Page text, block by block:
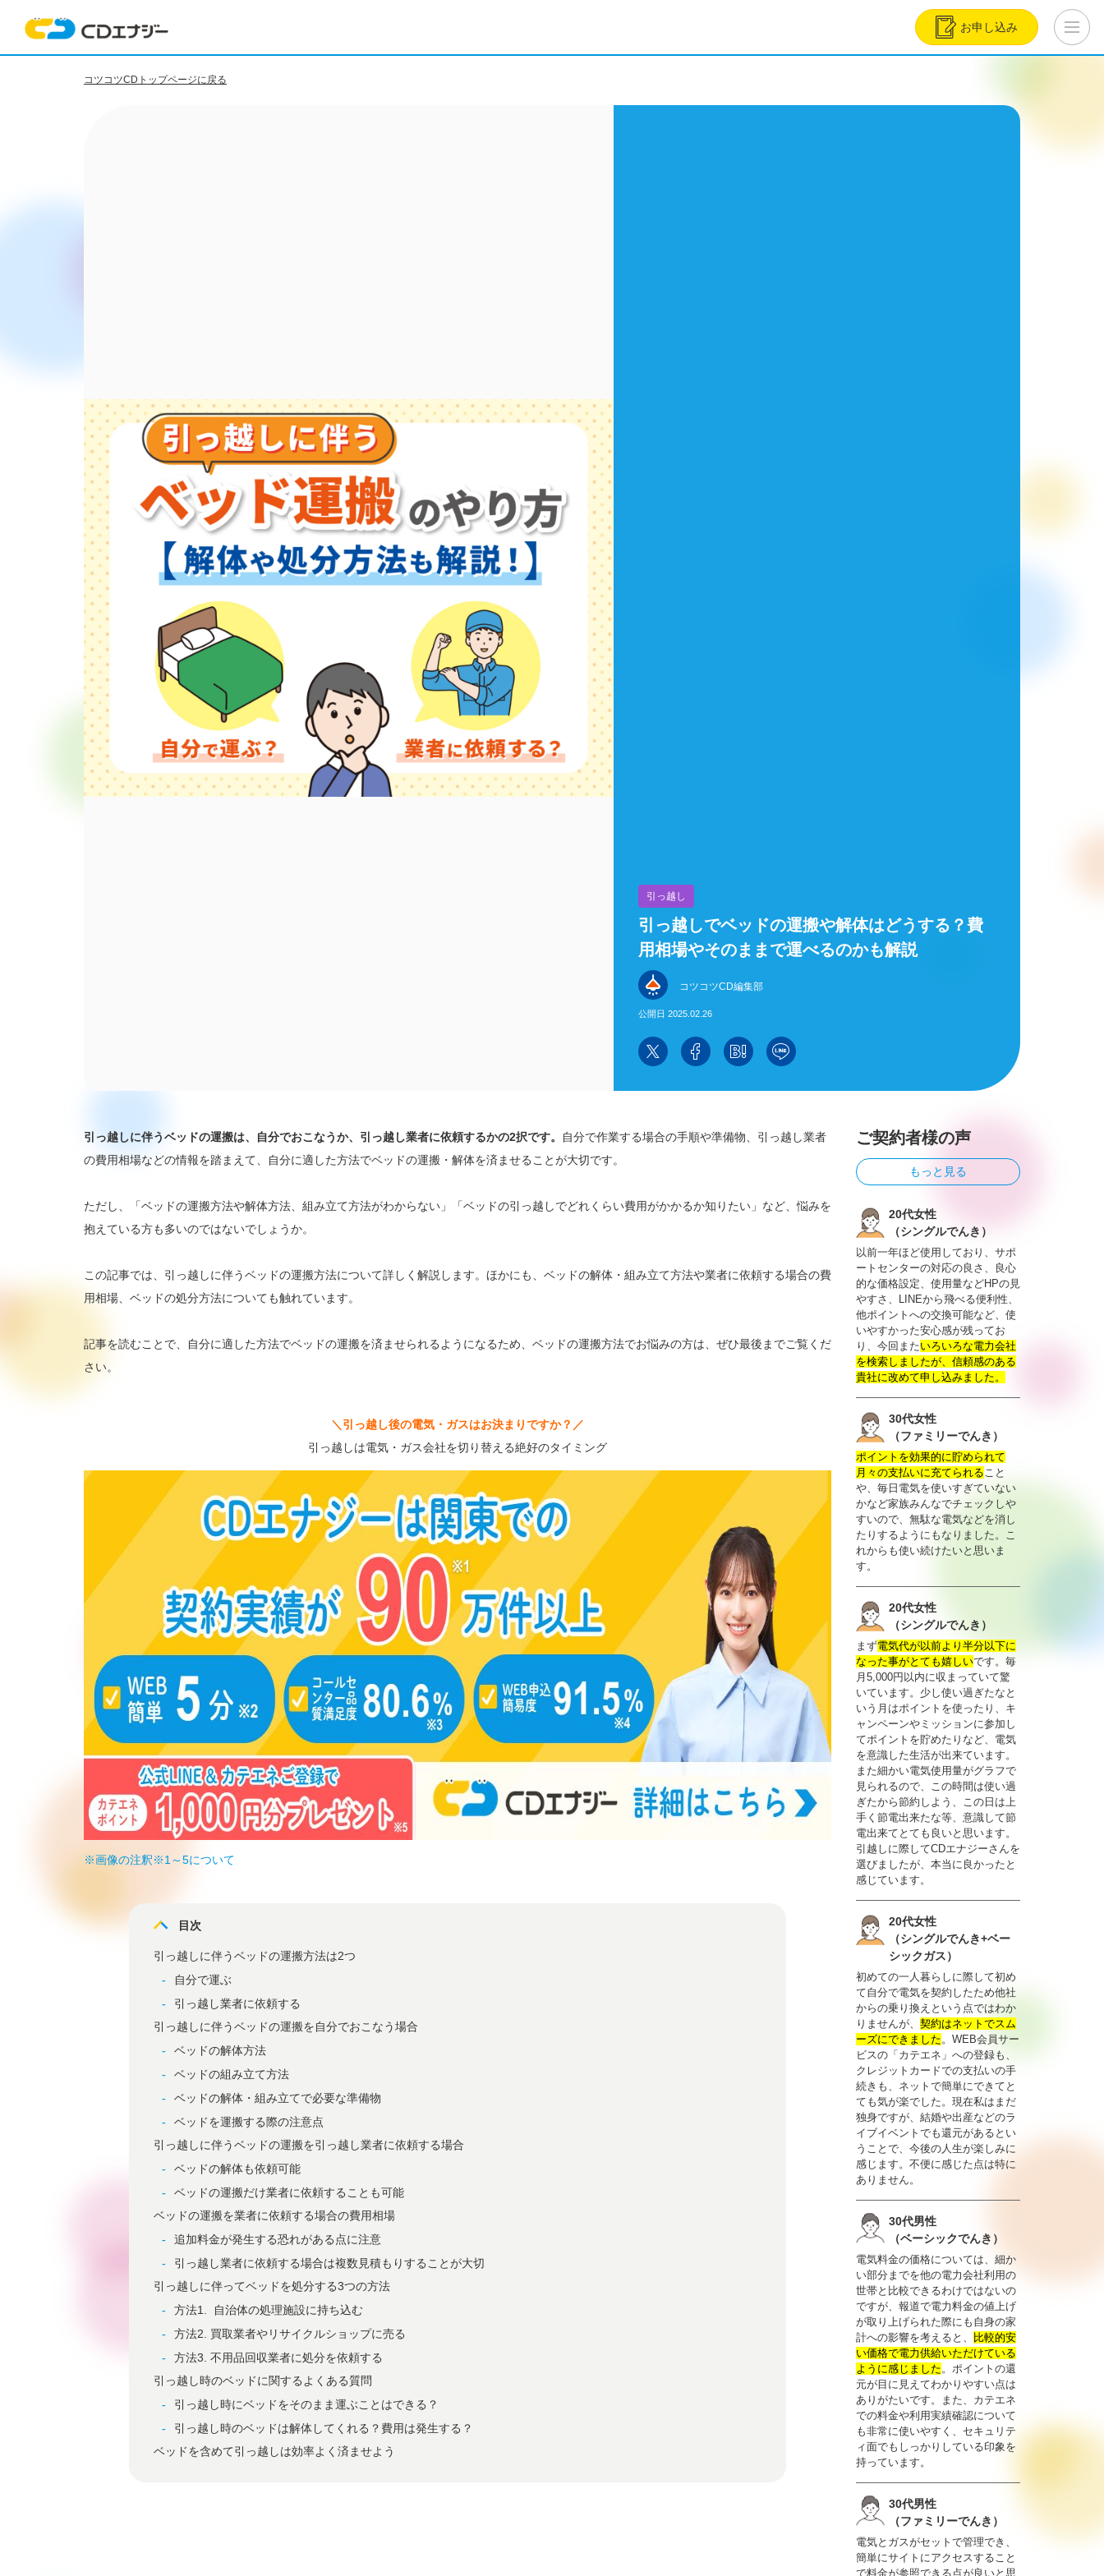
お申し込み
コツコツCDトップページに戻る
引っ越し
引っ越しでベッドの運搬や解体はどうする？費
用相場やそのままで運べるのかも解説
コツコツCD編集部
公開日 2025.02.26
引っ越しに伴うベッドの運搬は、自分でおこなうか、引っ越し業者に依頼するかの2択です。
自分で作業する場合の手順や準備物、引っ越し業者
の費用相場などの情報を踏まえて、自分に適した方法でベッドの運搬・解体を済ませることが大切です。
ただし、「ベッドの運搬方法や解体方法、組み立て方法がわからない」「ベッドの引っ越しでどれくらい費用がかかるか知りたい」など、悩みを
抱えている方も多いのではないでしょうか。
この記事では、引っ越しに伴うベッドの運搬方法について詳しく解説します。ほかにも、ベッドの解体・組み立て方法や業者に依頼する場合の費
用相場、ベッドの処分方法についても触れています。
記事を読むことで、自分に適した方法でベッドの運搬を済ませられるようになるため、ベッドの運搬方法でお悩みの方は、ぜひ最後までご覧くだ
さい。
＼ 引っ越し後の電気・ガスはお決まりですか？ ／
引っ越しは電気・ガス会社を切り替える絶好のタイミング
※画像の注釈※1～5について
目次
引っ越しに伴うベッドの運搬方法は2つ
自分で運ぶ
引っ越し業者に依頼する
引っ越しに伴うベッドの運搬を自分でおこなう場合
ベッドの解体方法
ベッドの組み立て方法
ベッドの解体・組み立てで必要な準備物
ベッドを運搬する際の注意点
引っ越しに伴うベッドの運搬を引っ越し業者に依頼する場合
ベッドの解体も依頼可能
ベッドの運搬だけ業者に依頼することも可能
ベッドの運搬を業者に依頼する場合の費用相場
追加料金が発生する恐れがある点に注意
引っ越し業者に依頼する場合は複数見積もりすることが大切
引っ越しに伴ってベッドを処分する3つの方法
方法1. 自治体の処理施設に持ち込む
方法2. 買取業者やリサイクルショップに売る
方法3. 不用品回収業者に処分を依頼する
引っ越し時のベッドに関するよくある質問
引っ越し時にベッドをそのまま運ぶことはできる？
引っ越し時のベッドは解体してくれる？費用は発生する？
ベッドを含めて引っ越しは効率よく済ませよう
ご契約者様の声
もっと見る
20代女性
（シングルでんき）
以前一年ほど使用しており、サポ
ートセンターの対応の良さ、良心
的な価格設定、使用量などHPの見
やすさ、LINEから飛べる便利性、
他ポイントへの交換可能など、使
いやすかった安心感が残ってお
り、今回またいろいろな電力会社
を検索しましたが、信頼感のある
貴社に改めて申し込みました。
30代女性
（ファミリーでんき）
ポイントを効果的に貯められて
月々の支払いに充てられること
や、毎日電気を使いすぎていない
かなど家族みんなでチェックしや
すいので、無駄な電気などを消し
たりするようにもなりました。こ
れからも使い続けたいと思いま
す。
20代女性
（シングルでんき）
まず電気代が以前より半分以下に
なった事がとても嬉しいです。毎
月5,000円以内に収まっていて驚
いています。少し使い過ぎたなと
いう月はポイントを使ったり、キ
ャンペーンやミッションに参加し
てポイントを貯めたりなど、電気
を意識した生活が出来ています。
また細かい電気使用量がグラフで
見られるので、この時間は使い過
ぎたから節約しよう、この日は上
手く節電出来たな等、意識して節
電出来てとても良いと思います。
引越しに際してCDエナジーさんを
選びましたが、本当に良かったと
感じています。
20代女性
（シングルでんき+ベー
シックガス）
初めての一人暮らしに際して初め
て自分で電気を契約したため他社
からの乗り換えという点ではわか
りませんが、 契約はネットでスム
ーズにできました。WEB会員サー
ビスの「カテエネ」への登録も、
クレジットカードでの支払いの手
続きも、ネットで簡単にできてと
ても気が楽でした。現在私はまだ
独身ですが、結婚や出産などのラ
イブイベントでも還元があるとい
うことで、今後の人生が楽しみに
感じます。不便に感じた点は特に
ありません。
30代男性
（ベーシックでんき）
電気料金の価格については、細か
い部分までを他の電力会社利用の
世帯と比較できるわけではないの
ですが、報道で電力料金の値上げ
が取り上げられた際にも自身の家
計への影響を考えると、
比較的安
い価格で電力供給いただけている
ように感じました。ポイントの還
元が目に見えてわかりやすい点は
ありがたいです。また、カテエネ
での料金や利用実績確認について
も非常に使いやすく、セキュリテ
ィ面でもしっかりしている印象を
持っています。
30代男性
（ファミリーでんき）
電気とガスがセットで管理でき、
簡単にサイトにアクセスすること
で料金が参照できる点が良いと思